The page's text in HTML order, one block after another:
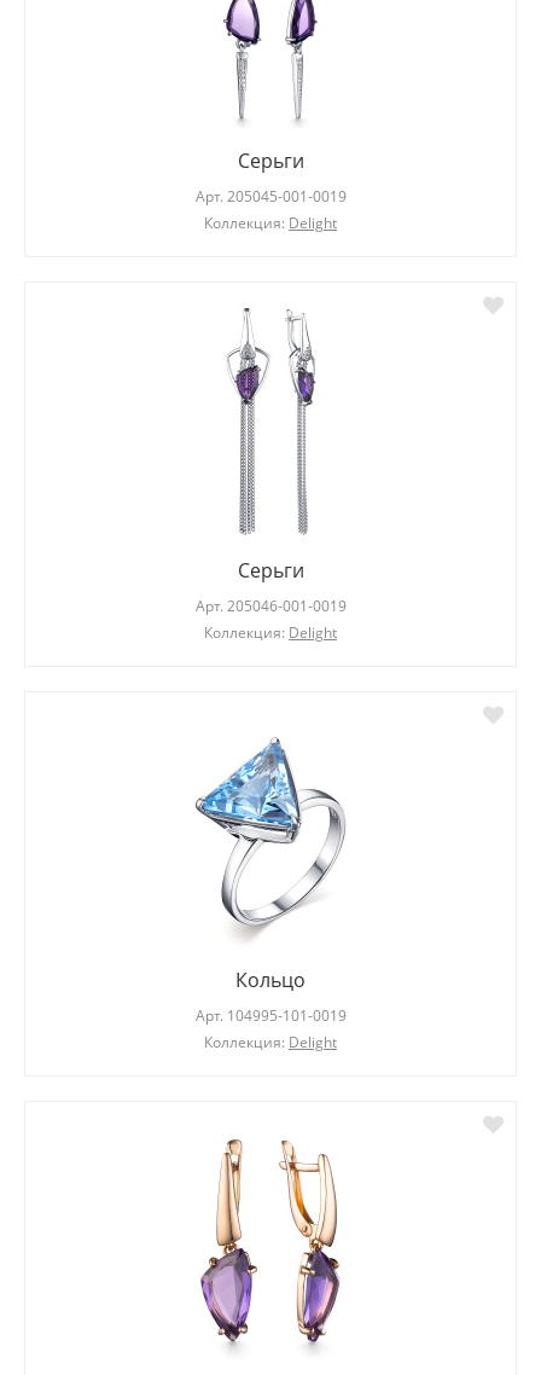
Серьги
Арт. 205045-001-0019
Коллекция: Delight
Серьги
Арт. 205046-001-0019
Коллекция: Delight
Кольцо
Арт. 104995-101-0019
Коллекция: Delight